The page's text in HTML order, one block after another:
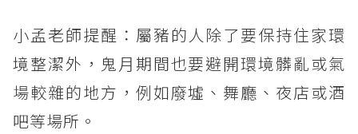
小孟老師提醒：屬豬的人除了要保持住家環
境整潔外，鬼月期間也要避開環境髒亂或氣
場較雜的地方，例如廢墟、舞廳、夜店或酒
吧等場所。